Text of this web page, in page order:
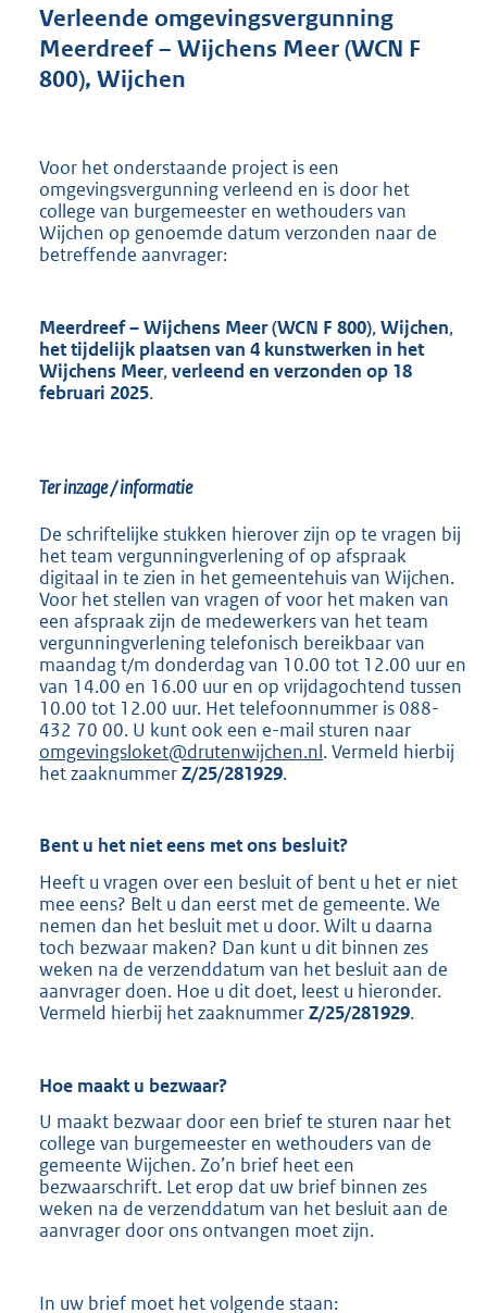
r
o
8
9
6
K
Verleende omgevingsvergunning
Meerdreef – Wijchens Meer (WCN F
800), Wijchen
Voor het onderstaande project is een
omgevingsvergunning verleend en is door het
college van burgemeester en wethouders van
Wijchen op genoemde datum verzonden naar de
betreffende aanvrager:
Meerdreef – Wijchens Meer (WCN F 800),Wijchen,
het tijdelijk plaatsen van 4 kunstwerken in het
Wijchens Meer,verleend en verzonden op 18
februari 2025.
Ter inzage / informatie
De schriftelijke stukken hierover zijn op te vragen bij
het team vergunningverlening of op afspraak
digitaal in te zien in het gemeentehuis van Wijchen.
Voor het stellen van vragen of voor het maken van
een afspraak zijn de medewerkers van het team
vergunningverlening telefonisch bereikbaar van
maandag t/m donderdag van 10.00 tot 12.00 uur en
van 14.00 en 16.00 uur en op vrijdagochtend tussen
10.00 tot 12.00 uur. Het telefoonnummer is 088-
432 70 00. U kunt ook een e-mail sturen naar
omgevingsloket@drutenwijchen.nl. Vermeld hierbij
het zaaknummerZ/25/281929.
Bent u het niet eens met ons besluit?
Heeft u vragen over een besluit of bent u het er niet
mee eens? Belt u dan eerst met de gemeente. We
nemen dan het besluit met u door. Wilt u daarna
toch bezwaar maken? Dan kunt u dit binnen zes
weken na de verzenddatum van het besluit aan de
aanvrager doen. Hoe u dit doet, leest u hieronder.
Vermeld hierbij het zaaknummerZ/25/281929.
Hoe maakt u bezwaar?
U maakt bezwaar door een brief te sturen naar het
college van burgemeester en wethouders van de
gemeente Wijchen. Zo’n brief heet een
bezwaarschrift. Let erop dat uw brief binnen zes
weken na de verzenddatum van het besluit aan de
aanvrager door ons ontvangen moet zijn.
In uw brief moet het volgende staan: